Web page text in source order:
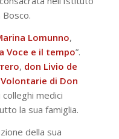
Lomunno,
Voce e il tempo”.
, don Livio de
Volontarie di Don
colleghi medici
la sua famiglia.
della sua